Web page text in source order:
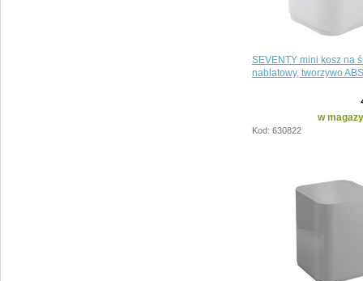
SEVENTY mini kosz na
nablatowy, tworzywo
w
Kod: 630822